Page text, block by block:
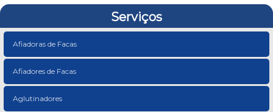
Serviços
Afiadoras de Facas
Afiadores de Facas
Aglutinadores